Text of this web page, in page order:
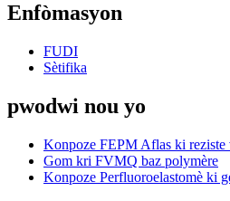
Enfòmasyon
FUDI
Sètifika
pwodwi nou yo
Konpoze FEPM Aflas ki reziste
Gom kri FVMQ baz polymère
Konpoze Perfluoroelastomè ki